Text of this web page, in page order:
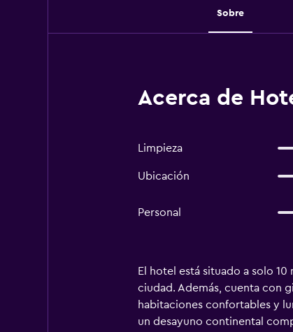
Sobre
Acerca de
Limpieza
Ubicación
Personal
El hotel está situado a solo
ciudad. Además, cuenta con
habitaciones confortables y
un desayuno continental